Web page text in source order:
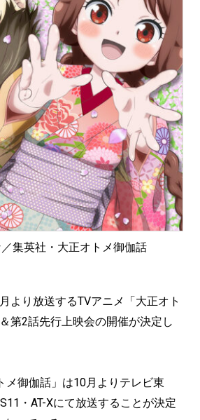
集英社・大正オトメ御伽話
より放送するTVアニメ「大正オト
第2話先行上映会の開催が決定し
メ御伽話」は10月よりテレビ東
・AT-Xにて放送することが決定